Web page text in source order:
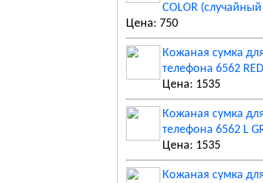
COLOR
Цена: 750
Кожаная сумка
телефона 6562 RED
Цена: 1535
Кожаная сумка
телефона 6562 L
Цена: 1535
Кожаная сумка